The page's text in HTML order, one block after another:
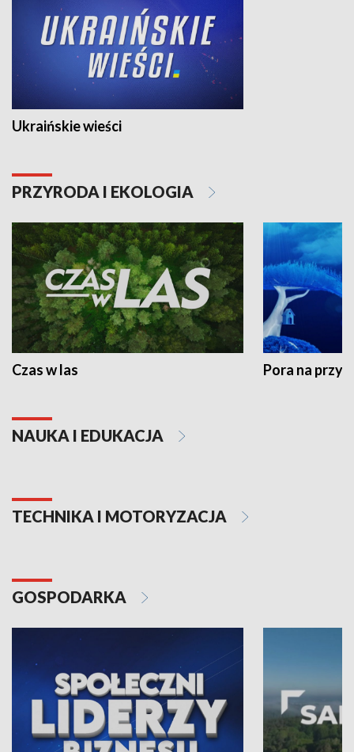
Ukraińskie wieści
PRZYRODA I EKOLOGIA
Czas w las Pora na
NAUKA I EDUKACJA
TECHNIKA I MOTORYZACJA
GOSPODARKA